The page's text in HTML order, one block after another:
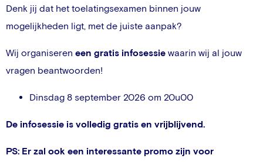
Denk jij dat het toelatingsexamen binnen jouw
mogelijkheden ligt, met de juiste aanpak?
Wij organiseren een gratis infosessie waarin wij al jouw
vragen beantwoorden!
Dinsdag 8 september 2026 om 20u00
De infosessie is volledig gratis en vrijblijvend.
PS: Er zal ook een interessante promo zijn voor